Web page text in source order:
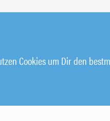
Cookies um Dir den